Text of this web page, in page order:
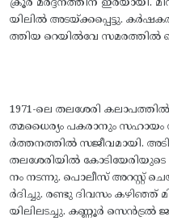
ക്രൂര മര്‍ദ്ദനത്തിന്‌ ഇരയായി.
യിലില്‍ അടയ്‌ക്കപ്പെട്ടു.
ത്തിയ റെയില്‍വേ സമരത്തില്‍
1971-ലെ തലശേരി
ത്മധൈര്യം പകരാനും
ര്‍ത്തനത്തില്‍ സജീവമായി.
തലശേരിയില്‍
നം നടന്നു. പൊലീസ്‌ അറസ്റ്റ്‌
ര്‍ദിച്ചു. രണ്ടു ദിവസം കഴിഞ്ഞ്‌
യിലിലടച്ചു. കണ്ണൂര്‍ സെന്‍ട്രല്‍